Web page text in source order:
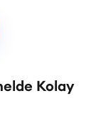
Kolay